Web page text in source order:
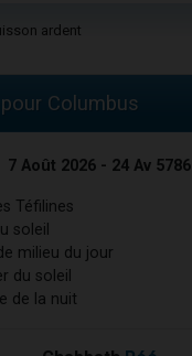
ardent
Columbus
7 Août 2026 - 24 Av 5786
Téfilines
soleil
milieu du jour
du soleil
de la nuit